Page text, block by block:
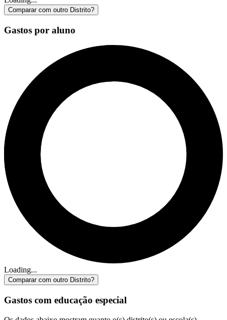
Comparar com outro Distrito?
Gastos por aluno
Loading...
Comparar com outro Distrito?
Gastos com educação especial